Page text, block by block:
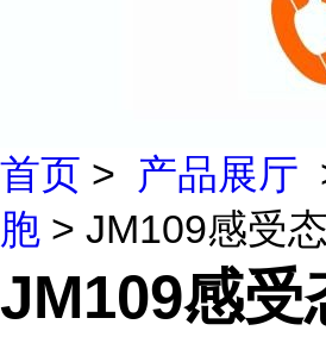
首页 > 产品展厅
胞 > JM109感受
JM109感受